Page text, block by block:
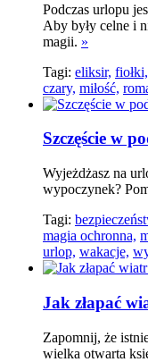
Podczas urlopu
Aby były celne i
magii. »
Tagi: eliksir, fiołki,
czary, miłość,
Szczęście w
Wyjeżdżasz na
wypoczynek?
Tagi:
magia ochronna,
urlop, wakacje,
Jak złapać
Zapomnij, że
wielka otwarta